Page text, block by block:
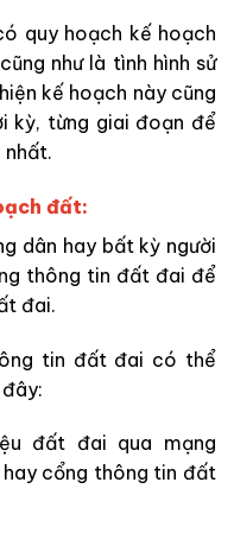
quy hoạch kế hoạch
như là tình hình sử
kế hoạch này cũng
kỳ, từng giai đoạn để
nhất.
đất:
dân hay bất kỳ người
thông tin đất đai để
đai.
tin đất đai có thể
đất đai qua mạng
hay cổng thông tin đất